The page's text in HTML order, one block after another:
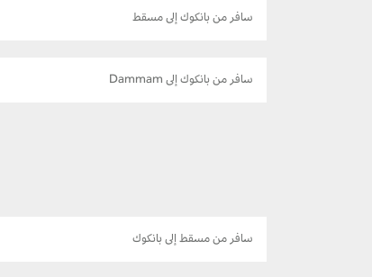
سافر من بانكوك إلى مسقط
سافر من بانكوك إلى Dammam
سافر من مسقط إلى بانكوك